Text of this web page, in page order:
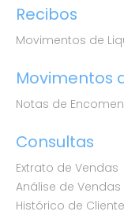
Recibos
Movimentos de
Movimentos
Notas de
Consultas
Extrato de Vendas
Análise de Vendas
Histórico de